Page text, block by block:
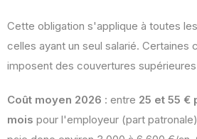
Cette obligation s'applique à toutes
celles ayant un seul salarié. Certaines
imposent des couvertures supérieures
Coût moyen 2026 : entre 25 et 55 €
mois pour l'employeur (part